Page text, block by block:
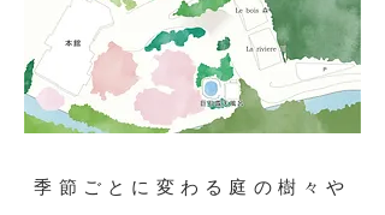
季節ごとに変わる庭の樹々や